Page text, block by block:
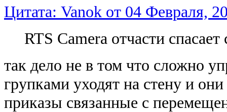
Цитата: Vanok от 04 Февраля,
RTS Camera отчасти
так дело не в том что сложно
групками уходят на стену и
приказы связанные с